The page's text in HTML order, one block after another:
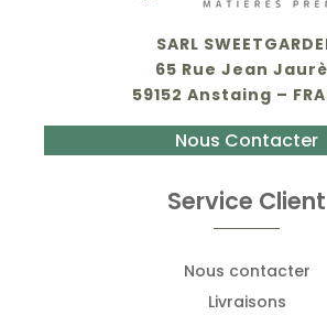
SARL
65 Rue Jean
59152 Anstaing –
Nous Contacter
Service Client
Nous contacter
Livraisons